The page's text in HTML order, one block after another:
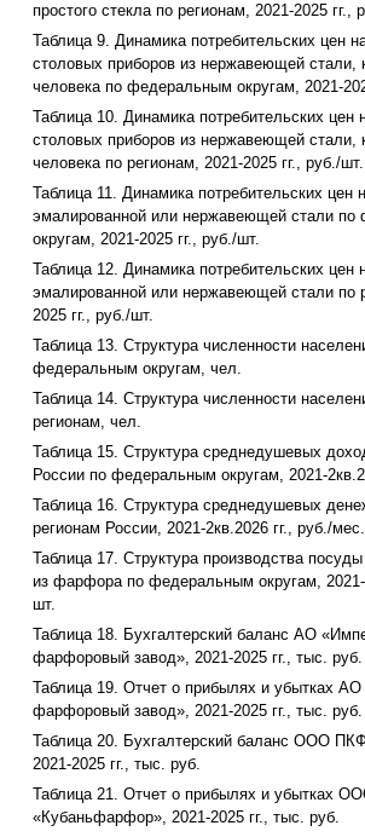
простого стекла по регионам, 2021-2025 гг.,
Таблица 9. Динамика потребительских цен
столовых приборов из нержавеющей стали,
человека по федеральным округам, 2021-
Таблица 10. Динамика потребительских цен
столовых приборов из нержавеющей стали,
человека по регионам, 2021-2025 гг., руб./шт.
Таблица 11. Динамика потребительских цен
эмалированной или нержавеющей стали по
округам, 2021-2025 гг., руб./шт.
Таблица 12. Динамика потребительских цен
эмалированной или нержавеющей стали по
2025 гг., руб./шт.
Таблица 13. Структура численности
федеральным округам, чел.
Таблица 14. Структура численности
регионам, чел.
Таблица 15. Структура среднедушевых
России по федеральным округам, 2021-
Таблица 16. Структура среднедушевых
регионам России, 2021-2кв.2026 гг., руб./мес.
Таблица 17. Структура производства
из фарфора по федеральным округам, 2021-
шт.
Таблица 18. Бухгалтерский баланс АО
фарфоровый завод», 2021-2025 гг., тыс. руб.
Таблица 19. Отчет о прибылях и убытках АО
фарфоровый завод», 2021-2025 гг., тыс. руб.
Таблица 20. Бухгалтерский баланс ООО
2021-2025 гг., тыс. руб.
Таблица 21. Отчет о прибылях и убытках
«Кубаньфарфор», 2021-2025 гг., тыс. руб.